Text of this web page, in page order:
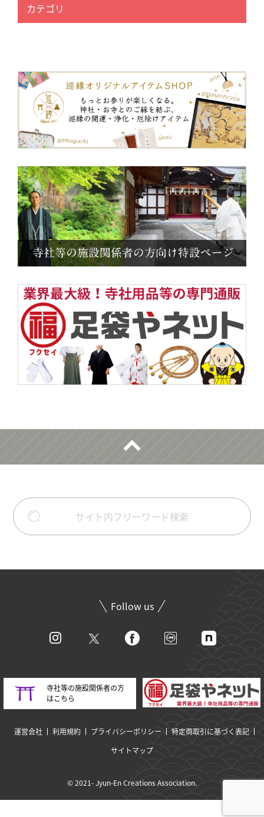
カテゴリ
Follow us
寺社等の施設関係者の方
はこちら
運営会社 利用規約 プライバシーポリシー
特定商取引に基づく表記
サイトマップ
© 2021- Jyun-En Creations Association.